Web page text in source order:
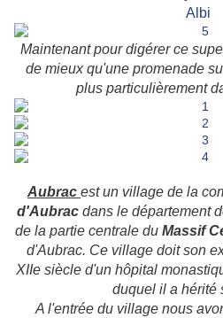
Albi
Maintenant pour digérer ce
de mieux qu'une promenade
plus particulièrement
Aubrac est un village de la
d'Aubracdans le département
de la partie centrale du Massif
d'Aubrac. Ce village doit son
XIIe siècle d'un hôpital
duquel il a hérité
A l'entrée du village nous